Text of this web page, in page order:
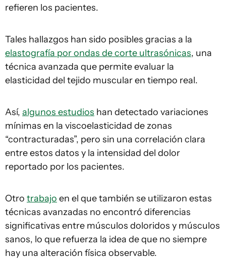
refieren los pacientes.
Tales hallazgos han sido posibles gracias a la
elastografía por ondas de corte ultrasónicas, una
técnica avanzada que permite evaluar la
elasticidad del tejido muscular en tiempo real.
Así, algunos estudios han detectado variaciones
mínimas en la viscoelasticidad de zonas
“contracturadas”, pero sin una correlación clara
entre estos datos y la intensidad del dolor
reportado por los pacientes.
Otro trabajo en el que también se utilizaron estas
técnicas avanzadas no encontró diferencias
significativas entre músculos doloridos y músculos
sanos, lo que refuerza la idea de que no siempre
hay una alteración física observable.